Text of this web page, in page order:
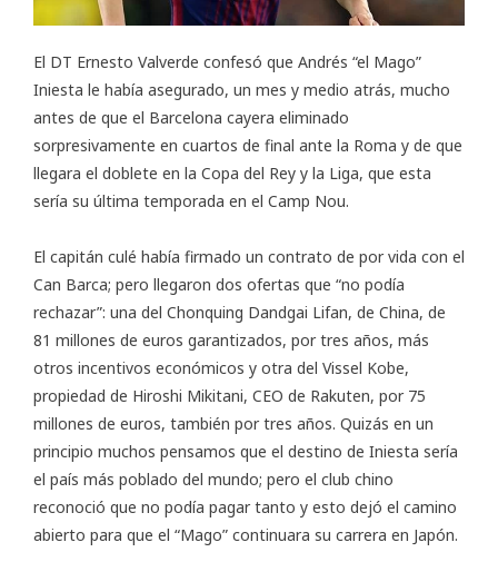
El DT Ernesto Valverde confesó que Andrés “el Mago”
Iniesta le había asegurado, un mes y medio atrás, mucho
antes de que el Barcelona cayera eliminado
sorpresivamente en cuartos de final ante la Roma y de que
llegara el doblete en la Copa del Rey y la Liga, que esta
sería su última temporada en el Camp Nou.
El capitán culé había firmado un contrato de por vida con el
Can Barca; pero llegaron dos ofertas que “no podía
rechazar”: una del Chonquing Dandgai Lifan, de China, de
81 millones de euros garantizados, por tres años, más
otros incentivos económicos y otra del Vissel Kobe,
propiedad de Hiroshi Mikitani, CEO de Rakuten, por 75
millones de euros, también por tres años. Quizás en un
principio muchos pensamos que el destino de Iniesta sería
el país más poblado del mundo; pero el club chino
reconoció que no podía pagar tanto y esto dejó el camino
abierto para que el “Mago” continuara su carrera en Japón.